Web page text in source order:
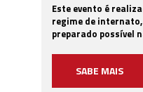
Este evento é
regime de
preparado possível
SABE MAIS